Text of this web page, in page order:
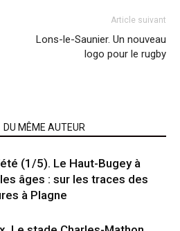
Article suivant
Lons-le-Saunier. Un nouveau
logo pour le rugby
DU MÊME AUTEUR
(1/5). Le Haut-Bugey à
âges : sur les traces des
à Plagne